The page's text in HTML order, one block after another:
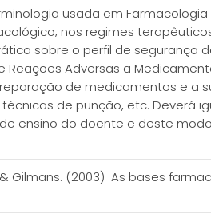
usada em
nos regimes
sobre o perfil de segurança
Adversas a
de medicamentos e a
de punção, etc. Deverá
ensino do doente e deste
Gilmans. (2003) As bases